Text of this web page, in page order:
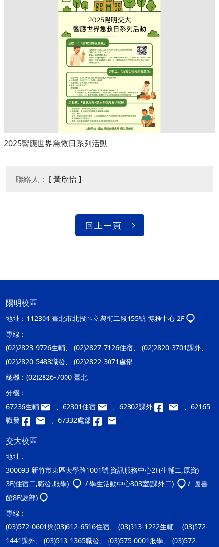
2025響應世界急救日系列活動
聯絡人： [ 黃欣怡 ]
回上一頁
陽明校區
地址： 112304 臺北市北投區立農街二段155號 博雅中心 2F
專線：
(02)2823-9726生輔、 (02)2827-7126住宿、 (02)2820-3701課外、
(02)2820-5483職發、 (02)2822-3071處部
總機： (02)2826-7000 臺北
分機：
67236生輔
、62301住宿 、62302課外
、62165
職發
、67332處部
交大校區
地址：
300093 新竹市東區大學路1001號 資訊服務中心2F(生輔二,原資)
3F(住宿二,職發,服學)
/ 學生活動中心303室(課外二)
/ 圖書
館8F(處部)
專線：
(03)572-0601與(03)612-6516住宿、 (03)513-1222生輔、 (03)572-
1441課外、 (03)513-1365職發、 (03)575-0001服學、 (03)572-